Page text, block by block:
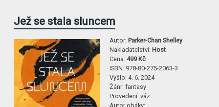
Jež se stala sluncem
Autor:Parker-Chan Shelley
Nakladatelství:Host
Cena:499 Kč
ISBN: 978-80-275-2063-3
Vyšlo:4. 6. 2024
Žánr:fantasy
Provedení:váz.
Autor obáky: